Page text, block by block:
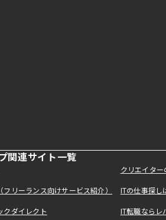
関連サイト一覧
クリエイタ
リーランス向けサービス紹介） ITの仕事探
クダイレクト IT転職なら